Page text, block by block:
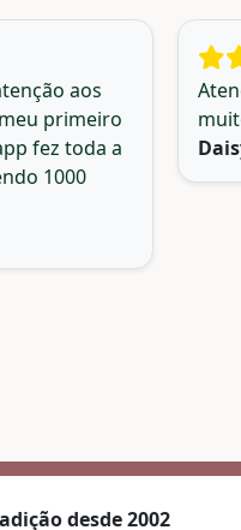
aos
primeiro
fez toda a
1000
desde 2002